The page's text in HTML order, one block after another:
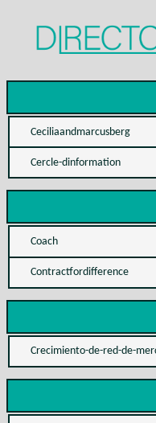
Ceciliaandmarcusberg
Cercle-dinformation
Coach
Contractfordifference
Crecimiento-de-red-de-